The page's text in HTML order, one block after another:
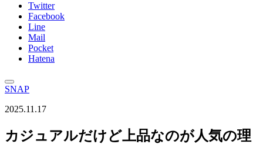
Twitter
Facebook
Line
Mail
Pocket
Hatena
SNAP
2025.11.17
カジュアルだけど上品なのが人気の理